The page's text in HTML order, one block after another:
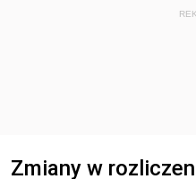
Zmiany w